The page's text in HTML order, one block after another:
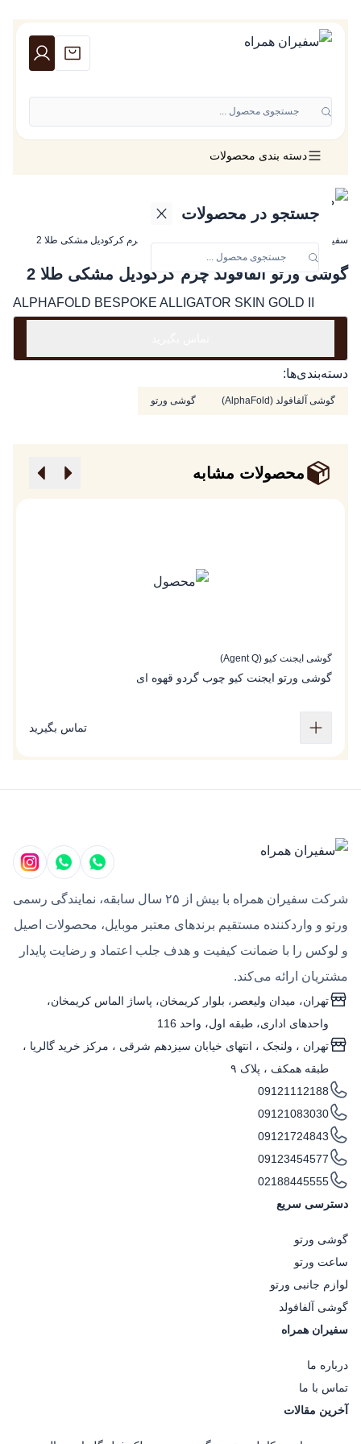
جستجوی محصول ...
جستجو در محصولات
دسته بندی محصولات
سفیران همراه»گوشی ورتو»گوشی ورتو آلفافولد چرم کرکودیل مشکی طلا 2
گوشی ورتو آلفافولد چرم کرکودیل مشکی طلا 2
ALPHAFOLD BESPOKE ALLIGATOR SKIN GOLD II
دسته‌بندی‌ها:
گوشی آلفافولد (AlphaFold) گوشی ورتو
محصولات مشابه
گوشی ایجنت کیو (Agent Q)
گوشی ورتو ایجنت کیو چوب گردو قهوه ای
تماس بگیرید
شرکت سفیران همراه با بیش از ۲۵ سال سابقه، نمایندگی رسمی
ورتو و واردکننده مستقیم برندهای معتبر موبایل، محصولات اصیل
و لوکس را با ضمانت کیفیت و هدف جلب اعتماد و رضایت پایدار
مشتریان ارائه می‌کند.
تهران، میدان ولیعصر، بلوار کریمخان، پاساژ الماس کریمخان،
واحدهای اداری، طبقه اول، واحد 116
تهران ، ولنجک‌ ، انتهای خیابان سیزدهم شرقی ، مرکز خرید گالریا ،
طبقه همکف ، پلاک ۹
09121112188
09121083030
09121724843
09123454577
02188445555
دسترسی سریع
گوشی ورتو
ساعت ورتو
لوازم جانبی ورتو
گوشی آلفافولد
سفیران همراه
درباره ما
تماس با ما
آخرین مقالات